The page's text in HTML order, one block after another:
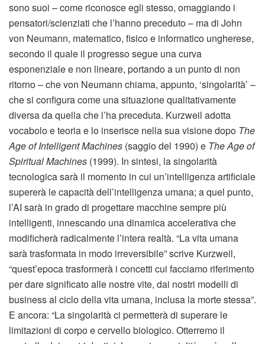
sono suoi – come riconosce egli stesso, omaggiando i
pensatori/scienziati che l’hanno preceduto – ma di John
von Neumann, matematico, fisico e informatico un­gherese,
secondo il quale il progresso segue una curva
esponenziale e non lineare, portando a un punto di non
ritorno – che von Neumann chiama, appunto, ‘singolarità’ –
che si configura come una situazione qualitativamente
diversa da quella che l’ha preceduta. Kurzweil adotta
vocabolo e teoria e lo inserisce nella sua visione dopo The
Age of Intelligent Machines (saggio del 1990) e The Age of
Spiritual Machines (1999). In sintesi, la singolarità
tecnologica sarà il momento in cui un’intelligenza artificiale
supererà le capacità dell’intelligenza umana; a quel punto,
l’AI sarà in grado di progettare macchine sempre più
intelligenti, innescando una dinamica accelerativa che
modificherà radicalmente l’intera realtà. “La vita umana
sarà trasformata in modo irreversibile” scrive Kurzweil,
“quest’epoca trasformerà i concetti cui facciamo riferimento
per dare significato alle nostre vite, dai nostri modelli di
business al ciclo della vita umana, inclusa la morte stessa”.
E ancora: “La singolarità ci permetterà di superare le
limitazioni di corpo e cervello biologico. Otterremo il